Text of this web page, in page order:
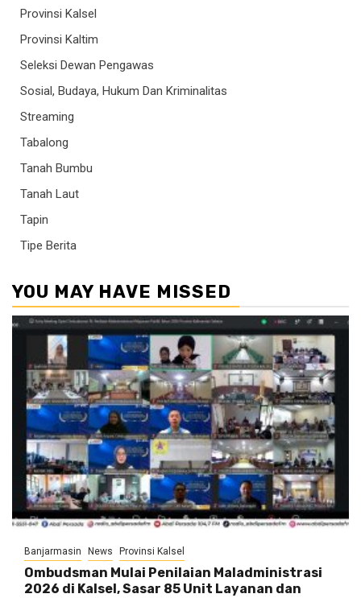
Provinsi Kalsel
Provinsi Kaltim
Seleksi Dewan Pengawas
Sosial, Budaya, Hukum Dan Kriminalitas
Streaming
Tabalong
Tanah Bumbu
Tanah Laut
Tapin
Tipe Berita
YOU MAY HAVE MISSED
Banjarmasin News Provinsi Kalsel
Ombudsman Mulai Penilaian Maladministrasi
2026 di Kalsel, Sasar 85 Unit Layanan dan